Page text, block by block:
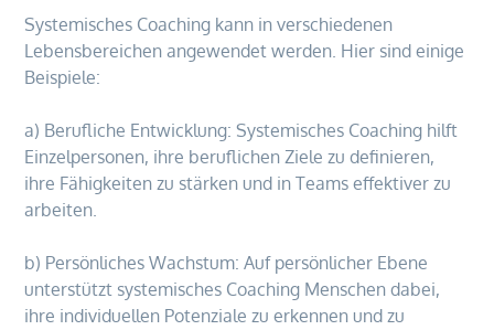
Systemisches Coaching kann in verschiedenen
Lebensbereichen angewendet werden. Hier sind einige
Beispiele:
a) Berufliche Entwicklung: Systemisches Coaching hilft
Einzelpersonen, ihre beruflichen Ziele zu definieren,
ihre Fähigkeiten zu stärken und in Teams effektiver zu
arbeiten.
b) Persönliches Wachstum: Auf persönlicher Ebene
unterstützt systemisches Coaching Menschen dabei,
ihre individuellen Potenziale zu erkennen und zu